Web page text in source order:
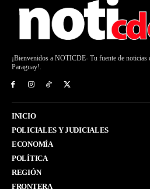
¡Bienvenidos a NOTICDE- Tu fuente de noticias
Paraguay!.
INICIO
POLICIALES Y JUDICIALES
ECONOMÍA
POLÍTICA
REGIÓN
FRONTERA